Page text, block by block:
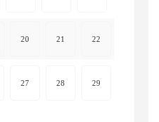
20 21 22
27 28 29